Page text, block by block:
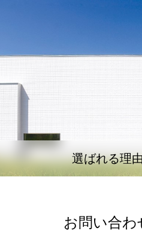
選ばれる理
お問い合わ